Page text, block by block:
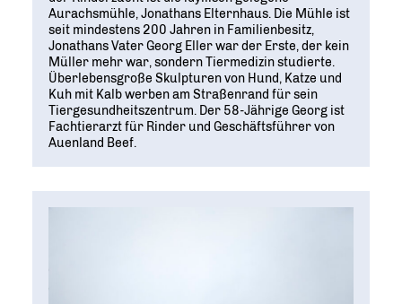
Junior Chamber International (JCI)
G20 Young Entrepreneurs‘ Alliance
WIRTSCHAFTSQUIZ FÜR SCHÜLER
CREATIVE YOUNG ENTREPRENEUR
Aurachsmühle, Jonathans Elternhaus. Die Mühle ist
seit mindestens 200 Jahren in Familienbesitz,
Jonathans Vater Georg Eller war der Erste, der kein
Müller mehr war, sondern Tiermedizin studierte.
Überlebensgroße Skulpturen von Hund, Katze und
Kuh mit Kalb werben am Straßenrand für sein
Tiergesundheitszentrum. Der 58-Jährige Georg ist
Fachtierarzt für Rinder und Geschäftsführer von
Auenland Beef.